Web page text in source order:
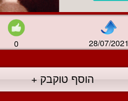
0 28/07/2021
הוסף טוקבק +